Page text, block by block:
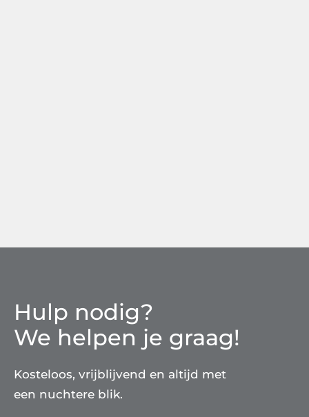
Hulp nodig?
We helpen je graag!
Kosteloos, vrijblijvend en altijd met
een nuchtere blik.